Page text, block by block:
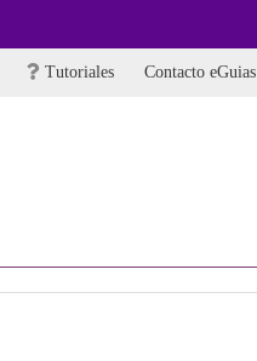
Tutoriales Contacto eGuias